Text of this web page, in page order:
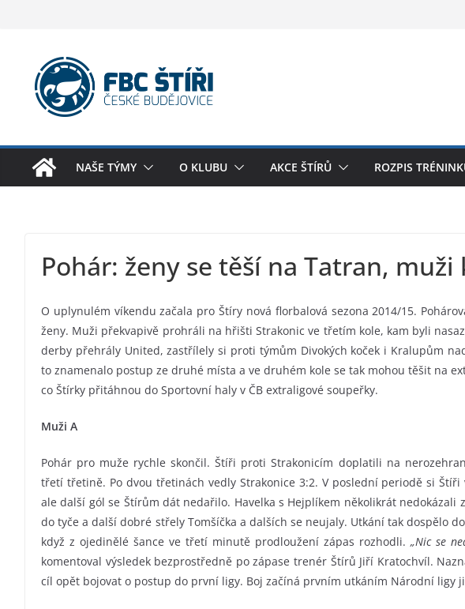
NAŠE TÝMY O KLUBU AKCE ŠTÍRŮ ROZPIS
Pohár: ženy se těší na Tatran, muži
O uplynulém víkendu začala pro Štíry nová florbalová sezona 2014/15.
ženy. Muži překvapivě prohráli na hřišti Strakonic ve třetím kole, kam byli
derby přehrály United, zastřílely si proti týmům Divokých koček i Kralupům
to znamenalo postup ze druhé místa a ve druhém kole se tak mohou těšit na
co Štírky přitáhnou do Sportovní haly v ČB extraligové soupeřky.
Muži A
Pohár pro muže rychle skončil. Štíři proti Strakonicím doplatili na
třetí třetině. Po dvou třetinách vedly Strakonice 3:2. V poslední periodě si
ale další gól se Štírům dát nedařilo. Havelka s Hejplíkem několikrát
do tyče a další dobré střely Tomšíčka a dalších se neujaly. Utkání tak dospělo
když z ojedinělé šance ve třetí minutě prodloužení zápas rozhodli. „Nic se
komentoval výsledek bezprostředně po zápase trenér Štírů Jiří Kratochvíl.
cíl opět bojovat o postup do první ligy. Boj začíná prvním utkáním Národní ligy